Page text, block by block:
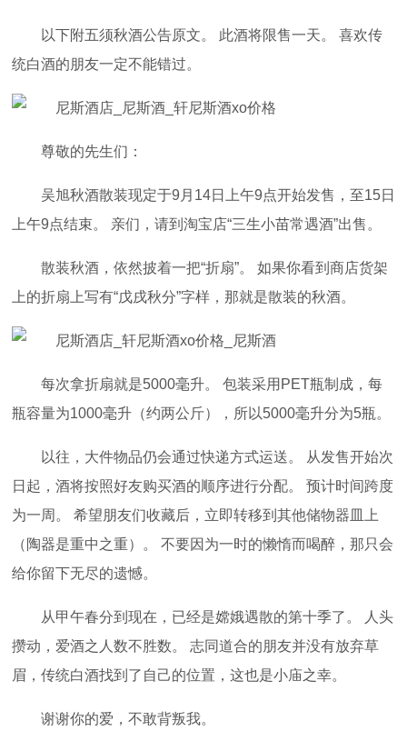
以下附五须秋酒公告原文。 此酒将限售一天。 喜欢传
统白酒的朋友一定不能错过。
尊敬的先生们：
吴旭秋酒散装现定于9月14日上午9点开始发售，至15日
上午9点结束。 亲们，请到淘宝店“三生小苗常遇酒”出售。
散装秋酒，依然披着一把“折扇”。 如果你看到商店货架
上的折扇上写有“戊戌秋分”字样，那就是散装的秋酒。
每次拿折扇就是5000毫升。 包装采用PET瓶制成，每
瓶容量为1000毫升（约两公斤），所以5000毫升分为5瓶。
以往，大件物品仍会通过快递方式运送。 从发售开始次
日起，酒将按照好友购买酒的顺序进行分配。 预计时间跨度
为一周。 希望朋友们收藏后，立即转移到其他储物器皿上
（陶器是重中之重）。 不要因为一时的懒惰而喝醉，那只会
给你留下无尽的遗憾。
从甲午春分到现在，已经是嫦娥遇散的第十季了。 人头
攒动，爱酒之人数不胜数。 志同道合的朋友并没有放弃草
眉，传统白酒找到了自己的位置，这也是小庙之幸。
谢谢你的爱，不敢背叛我。